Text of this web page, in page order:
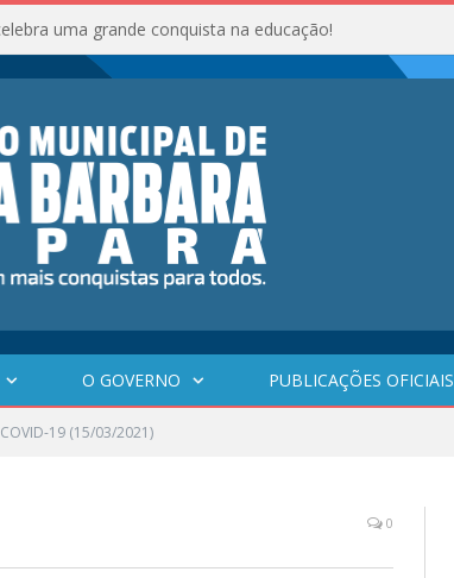
uma grande conquista na educação!
O GOVERNO PUBLICAÇÕES OFICIAIS
19 (15/03/2021)
0